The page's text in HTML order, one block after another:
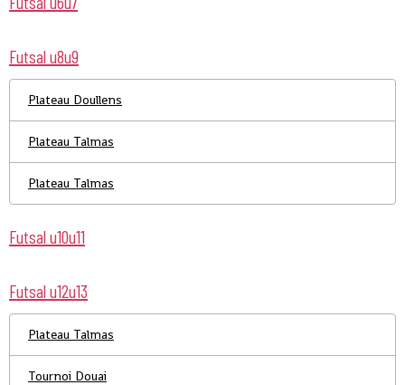
Futsal u8u9
Plateau Doullens
Plateau Talmas
Plateau Talmas
Futsal u10u11
Futsal u12u13
Plateau Talmas
Tournoi Douai